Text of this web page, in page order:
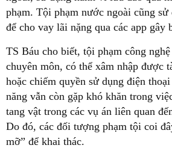
phạm. Tội phạm nước ngoài cũng sử
để cho vay lãi nặng qua các app gây
TS Báu cho biết, tội phạm công
chuyên môn, có thể xâm nhập được
hoặc chiếm quyền sử dụng điện
năng vẫn còn gặp khó khăn trong
tang vật trong các vụ án liên quan
Do đó, các đối tượng phạm tội coi
mỡ” để khai thác.